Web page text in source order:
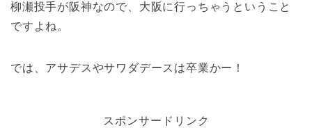
柳瀬投手が阪神なので、大阪に行っちゃうということ
ですよね。
では、アサデスやサワダデースは卒業かー！
スポンサードリンク